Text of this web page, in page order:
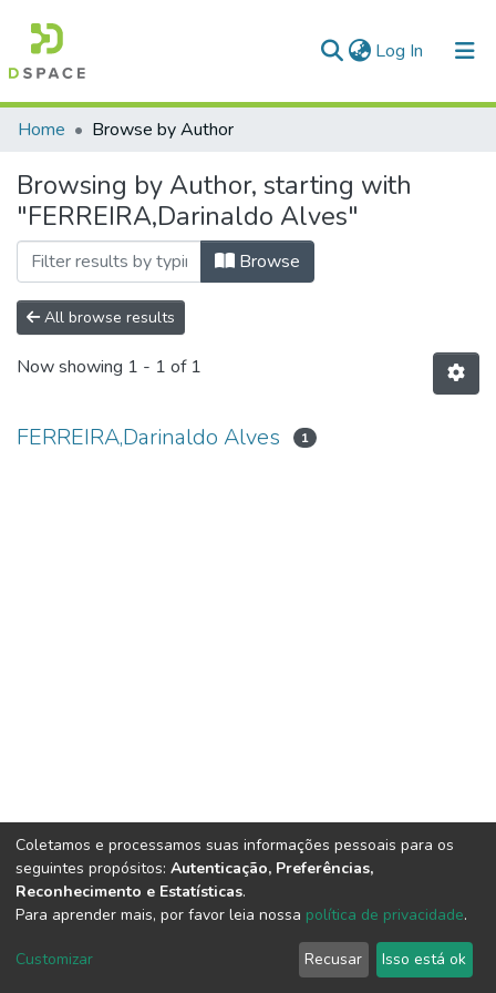
Log In (current)
Communities & Collections
All of DSpace
Home Browse by Author
Browsing by Author, starting with
"FERREIRA,Darinaldo Alves"
Browse
All browse results
Now showing 1 - 1 of 1
FERREIRA,Darinaldo Alves 1
DSpace software copyright © 2002-2026 LYRASIS
Cookie
End User
Agreement
Send
Feedback
Coletamos e processamos suas informações pessoais para os
seguintes propósitos: Autenticação, Preferências,
Reconhecimento e Estatísticas.
Para aprender mais, por favor leia nossa política de privacidade.
Customizar Recusar Isso está ok